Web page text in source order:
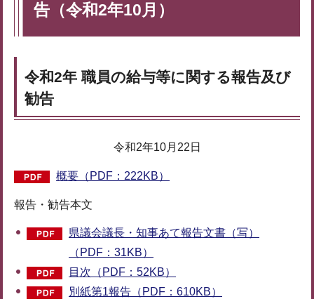
告（令和2年10月）
令和2年 職員の給与等に関する報告及び
勧告
令和2年10月22日
概要（PDF：222KB）
報告・勧告本文
県議会議長・知事あて報告文書（写）
（PDF：31KB）
目次（PDF：52KB）
別紙第1報告（PDF：610KB）